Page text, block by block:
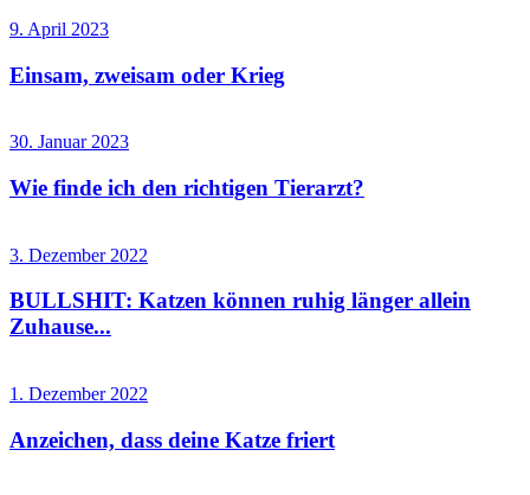
9. April 2023
Einsam, zweisam oder Krieg
30. Januar 2023
Wie finde ich den richtigen Tierarzt?
3. Dezember 2022
BULLSHIT: Katzen können ruhig länger allein
Zuhause...
1. Dezember 2022
Anzeichen, dass deine Katze friert